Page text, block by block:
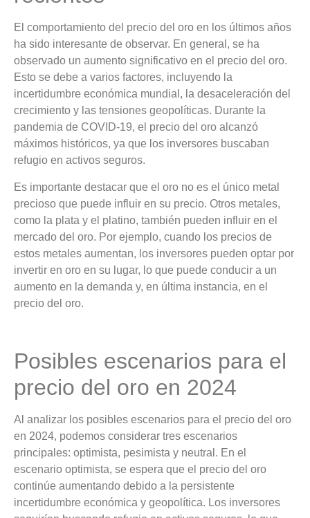
El comportamiento del precio del oro en los últimos años
ha sido interesante de observar. En general, se ha
observado un aumento significativo en el precio del oro.
Esto se debe a varios factores, incluyendo la
incertidumbre económica mundial, la desaceleración del
crecimiento y las tensiones geopolíticas. Durante la
pandemia de COVID-19, el precio del oro alcanzó
máximos históricos, ya que los inversores buscaban
refugio en activos seguros.
Es importante destacar que el oro no es el único metal
precioso que puede influir en su precio. Otros metales,
como la plata y el platino, también pueden influir en el
mercado del oro. Por ejemplo, cuando los precios de
estos metales aumentan, los inversores pueden optar por
invertir en oro en su lugar, lo que puede conducir a un
aumento en la demanda y, en última instancia, en el
precio del oro.
Posibles escenarios para el
precio del oro en 2024
Al analizar los posibles escenarios para el precio del oro
en 2024, podemos considerar tres escenarios
principales: optimista, pesimista y neutral. En el
escenario optimista, se espera que el precio del oro
continúe aumentando debido a la persistente
incertidumbre económica y geopolítica. Los inversores